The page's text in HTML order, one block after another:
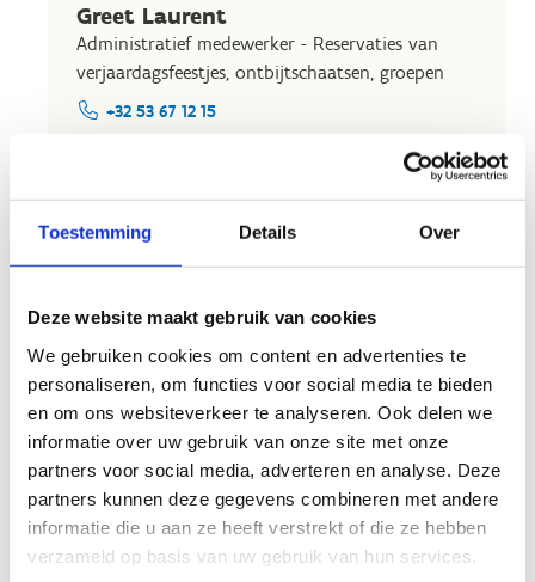
Toestemming Details Over
Deze website maakt gebruik van cookies
We gebruiken cookies om content en advertenties te
personaliseren, om functies voor social media te bieden
en om ons websiteverkeer te analyseren. Ook delen we
informatie over uw gebruik van onze site met onze
partners voor social media, adverteren en analyse. Deze
partners kunnen deze gegevens combineren met andere
informatie die u aan ze heeft verstrekt of die ze hebben
verzameld op basis van uw gebruik van hun services.
Greet Laurent
Administratief medewerker - Reservaties van
verjaardagsfeestjes, ontbijtschaatsen, groepen
+32 53 67 12 15
Infrastructuur
Aanspreekpunten integriteit en meldpunten
Locatie